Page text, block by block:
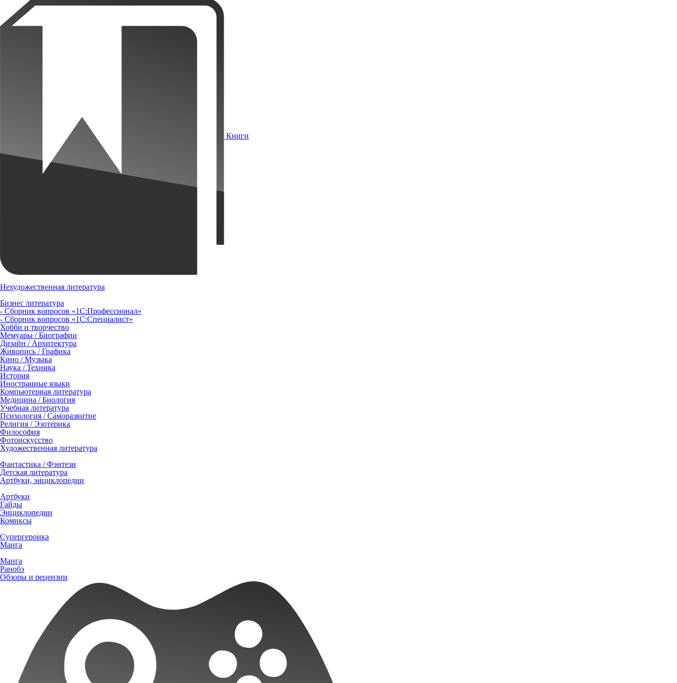
Книги
Нехудожественная литература
Бизнес литература
- Сборник вопросов «1С:Профессионал»
- Сборник вопросов «1С:Специалист»
Хобби и творчество
Мемуары / Биографии
Дизайн / Архитектура
Живопись / Графика
Кино / Музыка
Наука / Техника
История
Иностранные языки
Компьютерная литература
Медицина / Биология
Учебная литература
Психология / Саморазвитие
Религия / Эзотерика
Философия
Фотоискусство
Художественная литература
Фантастика / Фэнтези
Детская литература
Артбуки, энциклопедии
Артбуки
Гайды
Энциклопедии
Комиксы
Супергероика
Манга
Манга
Ранобэ
Обзоры и рецензии